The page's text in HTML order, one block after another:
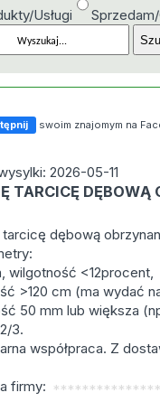
Usługi Sprzedam/
swoim znajomym na
2026-05-11
TARCICĘ
tarcicę dębową
wilgotność <12procent,
>120 cm (ma wydać
50 mm lub większa
3.
współpraca. Z
firmy: